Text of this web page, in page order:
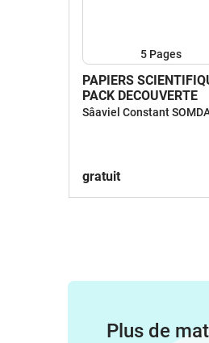
5 Pages
PAPIERS
PACK DECOUVERTE
Sâaviel Constant
gratuit
Plus de